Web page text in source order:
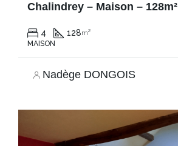
Chalindrey – Maison – 128m²
4 128m²
MAISON
Nadège DONGOIS